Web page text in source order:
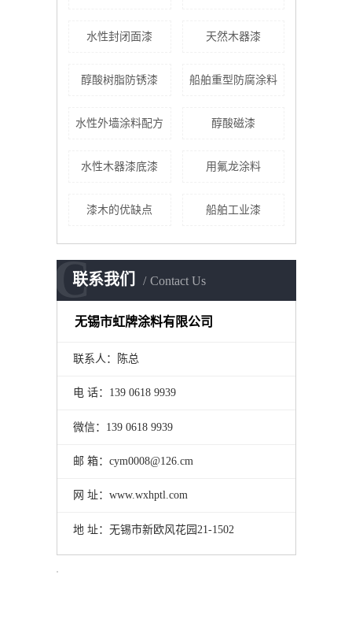
水性封闭面漆 天然木器漆
醇酸树脂防锈漆 船舶重型防腐涂料
水性外墙涂料配方 醇酸磁漆
水性木器漆底漆 用氟龙涂料
漆木的优缺点 船舶工业漆
联系我们 Contact Us
C
无锡市虹牌涂料有限公司
联系人：陈总
电 话：139 0618 9939
微信：139 0618 9939
邮 箱：cym0008@126.cm
网 址：www.wxhptl.com
地 址：无锡市新欧风花园21-1502